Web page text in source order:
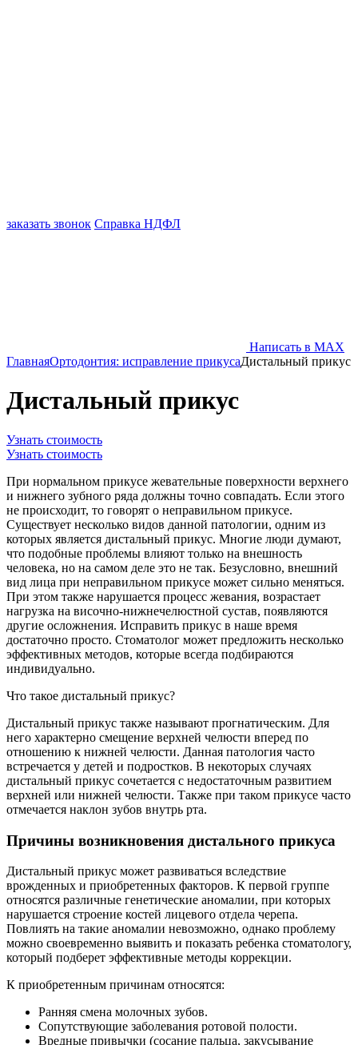
заказать звонок Справка НДФЛ
Написать в MAX
ГлавнаяОртодонтия: исправление прикусаДистальный прикус
Дистальный прикус
Узнать стоимость
Узнать стоимость
При нормальном прикусе жевательные поверхности верхнего
и нижнего зубного ряда должны точно совпадать. Если этого
не происходит, то говорят о неправильном прикусе.
Существует несколько видов данной патологии, одним из
которых является дистальный прикус. Многие люди думают,
что подобные проблемы влияют только на внешность
человека, но на самом деле это не так. Безусловно, внешний
вид лица при неправильном прикусе может сильно меняться.
При этом также нарушается процесс жевания, возрастает
нагрузка на височно-нижнечелюстной сустав, появляются
другие осложнения. Исправить прикус в наше время
достаточно просто. Стоматолог может предложить несколько
эффективных методов, которые всегда подбираются
индивидуально.
Что такое дистальный прикус?
Дистальный прикус также называют прогнатическим. Для
него характерно смещение верхней челюсти вперед по
отношению к нижней челюсти. Данная патология часто
встречается у детей и подростков. В некоторых случаях
дистальный прикус сочетается с недостаточным развитием
верхней или нижней челюсти. Также при таком прикусе часто
отмечается наклон зубов внутрь рта.
Причины возникновения дистального прикуса
Дистальный прикус может развиваться вследствие
врожденных и приобретенных факторов. К первой группе
относятся различные генетические аномалии, при которых
нарушается строение костей лицевого отдела черепа.
Повлиять на такие аномалии невозможно, однако проблему
можно своевременно выявить и показать ребенка стоматологу,
который подберет эффективные методы коррекции.
К приобретенным причинам относятся:
Ранняя смена молочных зубов.
Сопутствующие заболевания ротовой полости.
Вредные привычки (сосание пальца, закусывание